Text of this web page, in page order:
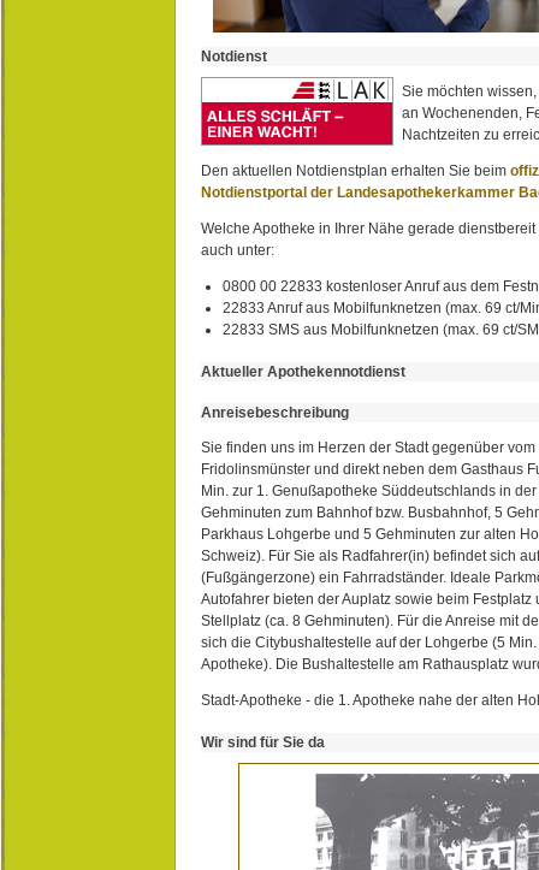
Notdienst
Sie möchten
an Wochenenden,
Nachtzeiten zu
Den aktuellen Notdienstplan erhalten Sie beim
Notdienstportal der Landesapothekerkammer
Welche Apotheke in Ihrer Nähe gerade
auch unter:
0800 00 22833 kostenloser Anruf aus dem
22833 Anruf aus Mobilfunknetzen (max. 69 ct/
22833 SMS aus Mobilfunknetzen (max. 69 ct/
Aktueller Apothekennotdienst
Anreisebeschreibung
Sie finden uns im Herzen der Stadt gegenüber
Fridolinsmünster und direkt neben dem Gasthaus
Min. zur 1. Genußapotheke Süddeutschlands in
Gehminuten zum Bahnhof bzw. Busbahnhof, 5
Parkhaus Lohgerbe und 5 Gehminuten zur alten
Schweiz). Für Sie als Radfahrer(in) befindet sich
(Fußgängerzone) ein Fahrradständer. Ideale
Autofahrer bieten der Auplatz sowie beim Festplatz
Stellplatz (ca. 8 Gehminuten). Für die Anreise mit
sich die Citybushaltestelle auf der Lohgerbe (5
Apotheke). Die Bushaltestelle am Rathausplatz
Stadt-Apotheke - die 1. Apotheke nahe der alten
Wir sind für Sie da